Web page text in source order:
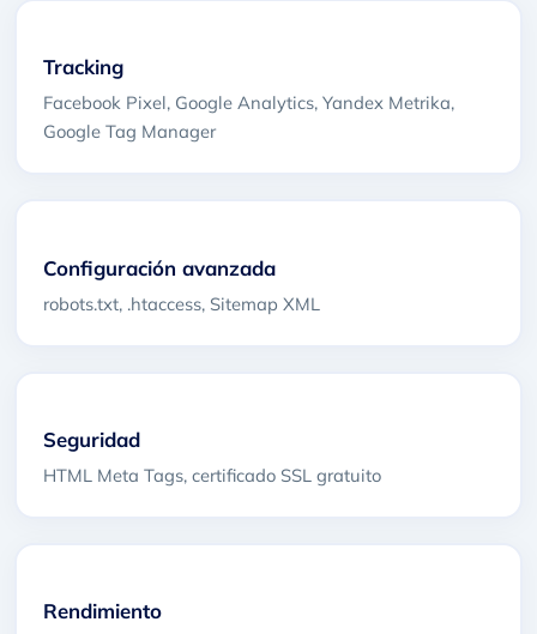
Tracking
Facebook Pixel, Google Analytics, Yandex Metrika,
Google Tag Manager
Configuración avanzada
robots.txt, .htaccess, Sitemap XML
Seguridad
HTML Meta Tags, certificado SSL gratuito
Rendimiento